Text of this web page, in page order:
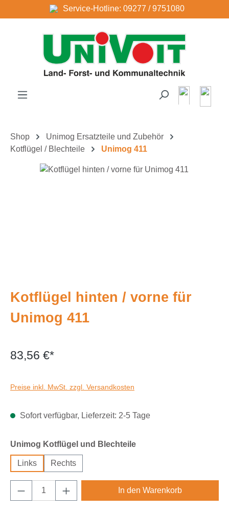
Zum Hauptinhalt springenService-Hotline: 09277 / 9751080
Shop
Unimog Ersatzteile und Zubehör
Kotflügel / Blechteile
Unimog 411
Bildergalerie überspringen
Kotflügel hinten / vorne für
Unimog 411
83,56 €*
Preise inkl. MwSt. zzgl. Versandkosten
Sofort verfügbar, Lieferzeit: 2-5 Tage
Unimog Kotflügel und Blechteileauswählen
Links Rechts
Produkt Anzahl: Gib den gewünschten
In den Warenkorb